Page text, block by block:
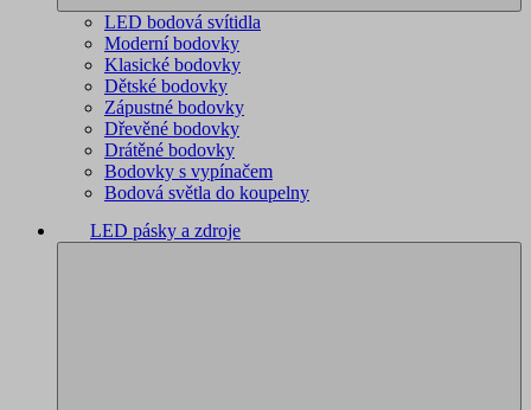
LED bodová svítidla
Moderní bodovky
Klasické bodovky
Dětské bodovky
Zápustné bodovky
Dřevěné bodovky
Drátěné bodovky
Bodovky s vypínačem
Bodová světla do koupelny
LED pásky a zdroje